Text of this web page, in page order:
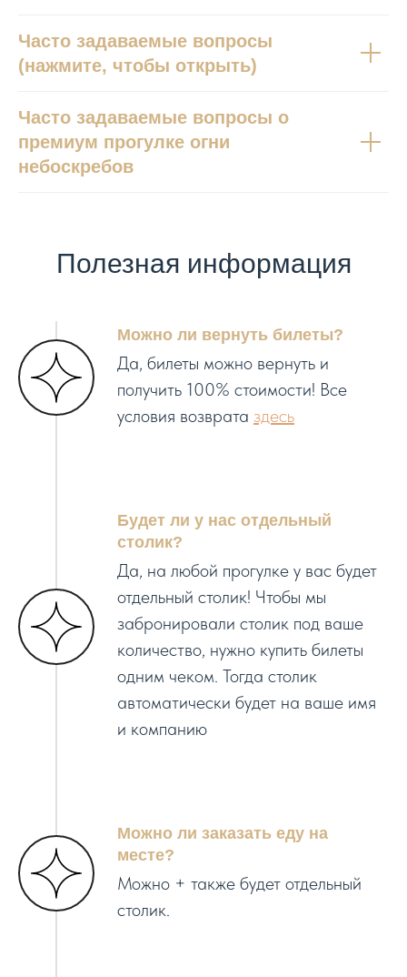
Часто задаваемые вопросы
(нажмите, чтобы открыть)
Часто задаваемые вопросы о
премиум прогулке огни
небоскребов
Полезная информация
Можно ли вернуть билеты?
Да, билеты можно вернуть и
получить 100% стоимости! Все
условия возврата здесь
Будет ли у нас отдельный
столик?
Да, на любой прогулке у вас будет
отдельный столик! Чтобы мы
забронировали столик под ваше
количество, нужно купить билеты
одним чеком. Тогда столик
автоматически будет на ваше имя
и компанию
Можно ли заказать еду на
месте?
Можно + также будет отдельный
столик.